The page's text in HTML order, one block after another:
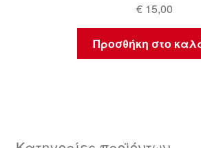
€15,00
Προσθήκη στο